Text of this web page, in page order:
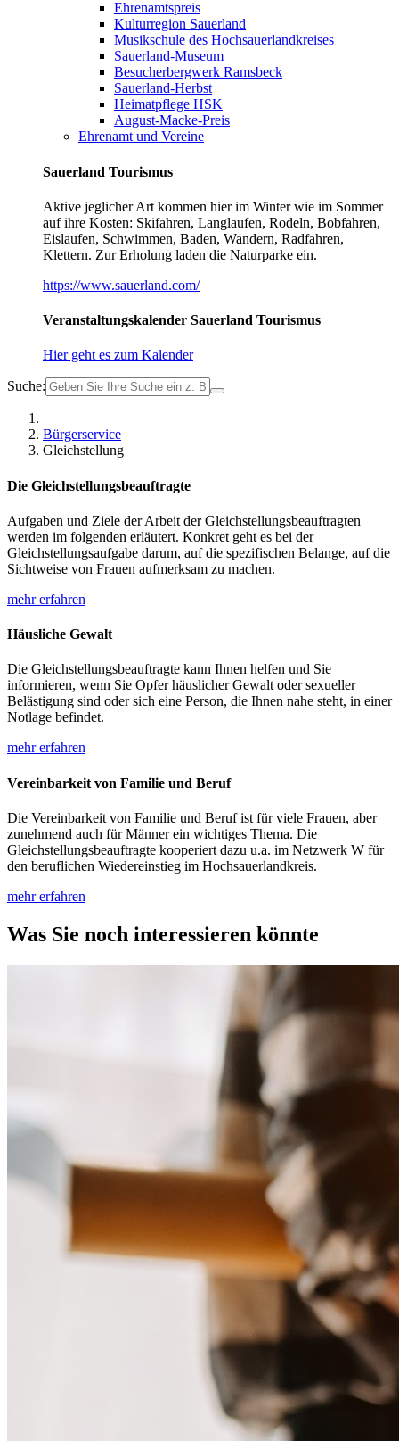
Ehrenamtspreis
Kulturregion Sauerland
Musikschule des Hochsauerlandkreises
Sauerland-Museum
Besucherbergwerk Ramsbeck
Sauerland-Herbst
Heimatpflege HSK
August-Macke-Preis
Ehrenamt und Vereine
Sauerland Tourismus
Aktive jeglicher Art kommen hier im Winter wie im Sommer
auf ihre Kosten: Skifahren, Langlaufen, Rodeln, Bobfahren,
Eislaufen, Schwimmen, Baden, Wandern, Radfahren,
Klettern. Zur Erholung laden die Naturparke ein.
https://www.sauerland.com/
Veranstaltungskalender Sauerland Tourismus
Hier geht es zum Kalender
Suche:
Bürgerservice
Gleichstellung
Die Gleichstellungsbeauftragte
Aufgaben und Ziele der Arbeit der Gleichstellungsbeauftragten
werden im folgenden erläutert. Konkret geht es bei der
Gleichstellungsaufgabe darum, auf die spezifischen Belange, auf die
Sichtweise von Frauen aufmerksam zu machen.
mehr erfahren
Häusliche Gewalt
Die Gleichstellungsbeauftragte kann Ihnen helfen und Sie
informieren, wenn Sie Opfer häuslicher Gewalt oder sexueller
Belästigung sind oder sich eine Person, die Ihnen nahe steht, in einer
Notlage befindet.
mehr erfahren
Vereinbarkeit von Familie und Beruf
Die Vereinbarkeit von Familie und Beruf ist für viele Frauen, aber
zunehmend auch für Männer ein wichtiges Thema. Die
Gleichstellungsbeauftragte kooperiert dazu u.a. im Netzwerk W für
den beruflichen Wiedereinstieg im Hochsauerlandkreis.
mehr erfahren
Was Sie noch interessieren könnte